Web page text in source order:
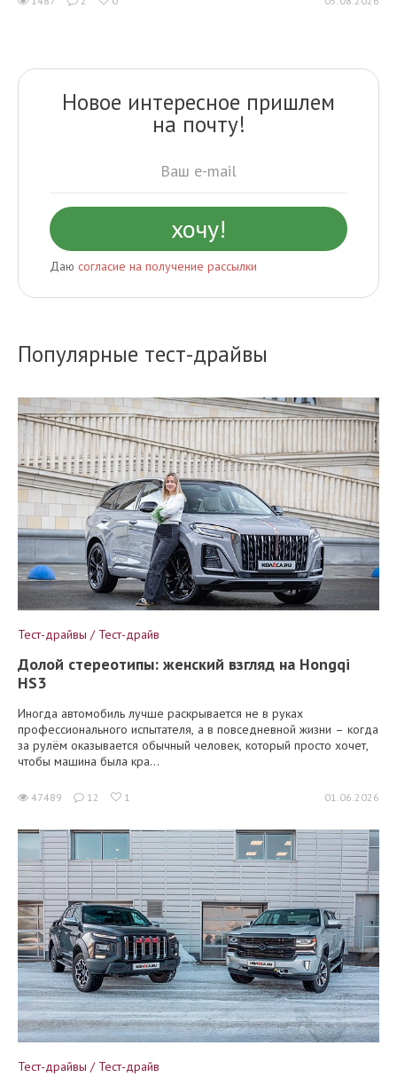
Новое интересное пришлем
на почту!
Даю согласие на получение рассылки
Популярные тест-драйвы
Тест-драйвы / Тест-драйв
Долой стереотипы: женский взгляд на Hongqi
HS3
Иногда автомобиль лучше раскрывается не в руках
профессионального испытателя, а в повседневной жизни – когда
за рулём оказывается обычный человек, который просто хочет,
чтобы машина была кра...
47489 12 1 01.06.2026
Тест-драйвы / Тест-драйв